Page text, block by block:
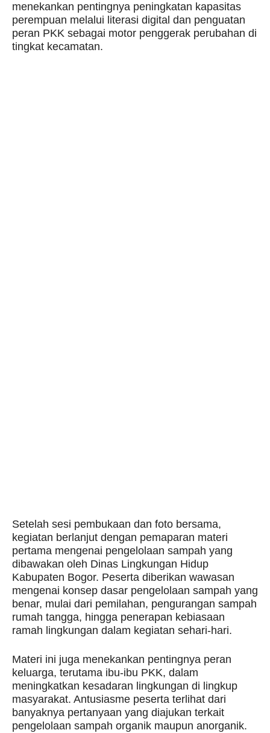
menekankan pentingnya peningkatan kapasitas
perempuan melalui literasi digital dan penguatan
peran PKK sebagai motor penggerak perubahan di
tingkat kecamatan.
Setelah sesi pembukaan dan foto bersama,
kegiatan berlanjut dengan pemaparan materi
pertama mengenai pengelolaan sampah yang
dibawakan oleh Dinas Lingkungan Hidup
Kabupaten Bogor. Peserta diberikan wawasan
mengenai konsep dasar pengelolaan sampah yang
benar, mulai dari pemilahan, pengurangan sampah
rumah tangga, hingga penerapan kebiasaan
ramah lingkungan dalam kegiatan sehari-hari.
Materi ini juga menekankan pentingnya peran
keluarga, terutama ibu-ibu PKK, dalam
meningkatkan kesadaran lingkungan di lingkup
masyarakat. Antusiasme peserta terlihat dari
banyaknya pertanyaan yang diajukan terkait
pengelolaan sampah organik maupun anorganik.